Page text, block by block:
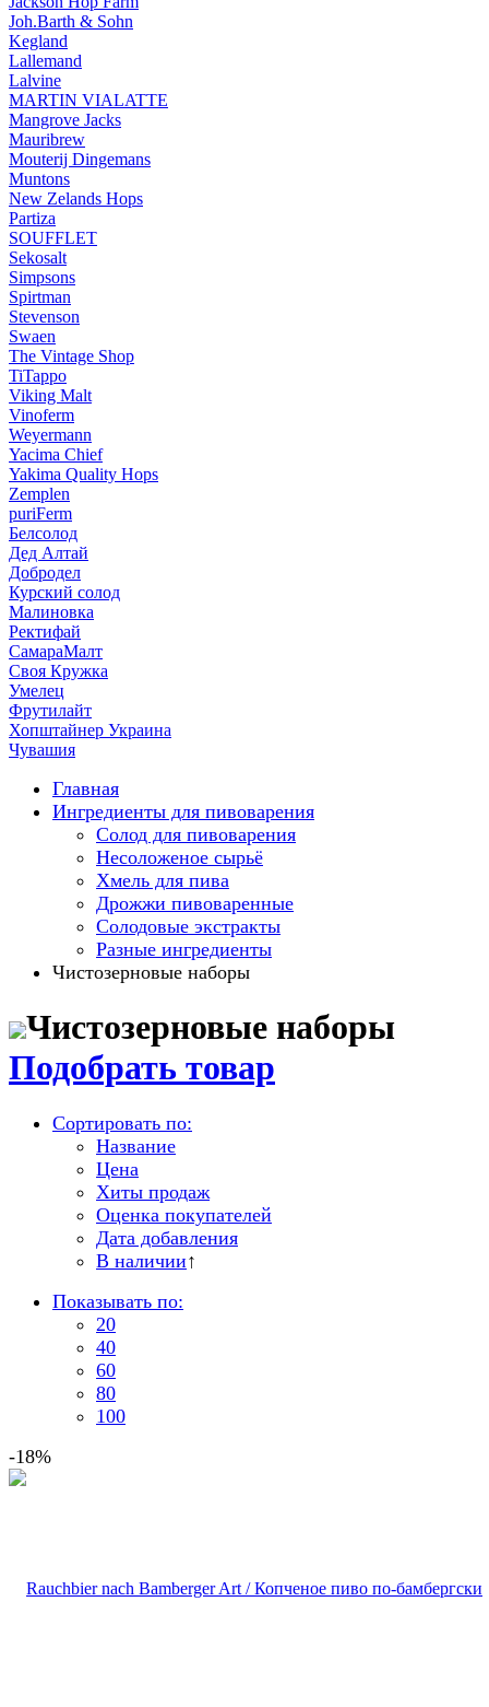
Joh.Barth & Sohn
Kegland
Lallemand
Lalvine
MARTIN VIALATTE
Mangrove Jacks
Mauribrew
Mouterij Dingemans
Muntons
New Zelands Hops
Partiza
SOUFFLET
Sekosalt
Simpsons
Spirtman
Stevenson
Swaen
The Vintage Shop
TiTappo
Viking Malt
Vinoferm
Weyermann
Yacima Chief
Yakima Quality Hops
Zemplen
puriFerm
Белсолод
Дед Алтай
Добродел
Курский солод
Малиновка
Ректифай
СамараМалт
Своя Кружка
Умелец
Фрутилайт
Хопштайнер Украина
Чувашия
Главная
Ингредиенты для пивоварения
Солод для пивоварения
Несоложеное сырьё
Хмель для пива
Дрожжи пивоваренные
Солодовые экстракты
Разные ингредиенты
Чистозерновые наборы
Чистозерновые наборы
Подобрать товар
Сортировать по:
Название
Цена
Хиты продаж
Оценка покупателей
Дата добавления
В наличии↑
Показывать по:
20
40
60
80
100
-18%